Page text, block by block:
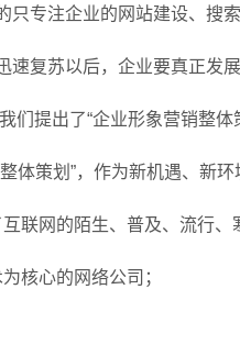
只专注企业的网站建设、搜
速复苏以后，企业要真正发
们提出了“企业形象营销整体
体策划”，作为新机遇、新环
联网的陌生、普及、流行
核心的网络公司；